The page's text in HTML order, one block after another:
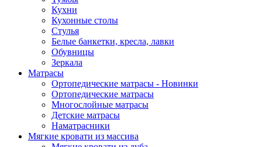
Кухни
Кухонные столы
Стулья
Белые банкетки, кресла, лавки
Обувницы
Зеркала
Матрасы
Ортопедические матрасы - Новинки
Ортопедические матрасы
Многослойные матрасы
Детские матрасы
Наматрасники
Мягкие кровати из массива